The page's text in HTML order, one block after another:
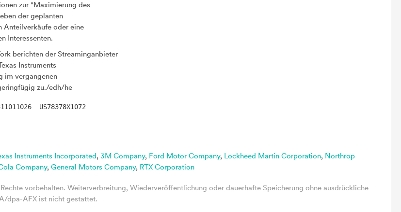
zur "Maximierung des
der geplanten
Anteilverkäufe oder eine
Interessenten.
berichten der Streaminganbieter
im vergangenen
zu./edh/he
Instruments Incorporated, 3M Company, Ford Motor Company, Lockheed Martin Corporation, Northrop
Company, General Motors Company, RTX Corporation
vorbehalten. Weiterverbreitung, Wiederveröffentlichung oder dauerhafte Speicherung ohne ausdrückliche
dpa-AFX ist nicht gestattet.